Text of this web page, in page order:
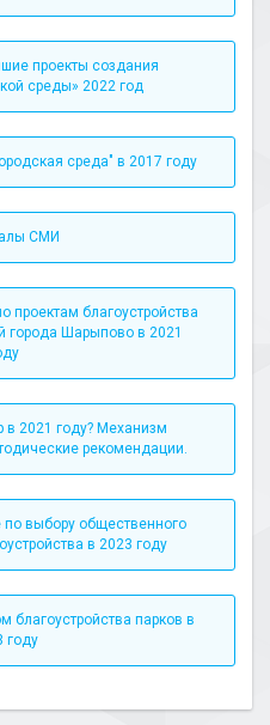
проекты создания
среды» 2022 год
среда" в 2017 году
СМИ
проектам благоустройства
города Шарыпово в 2021
в 2021 году? Механизм
рекомендации.
по выбору общественного
в 2023 году
парков в
году